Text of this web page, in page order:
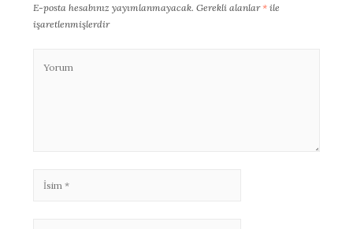
E-posta hesabınız yayımlanmayacak. Gerekli alanlar* ile
işaretlenmişlerdir